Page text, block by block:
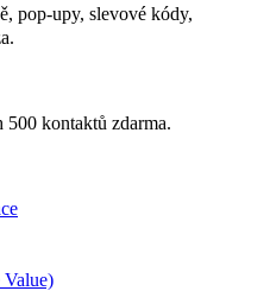
pop-upy, slevové kódy,
kontaktů zdarma.